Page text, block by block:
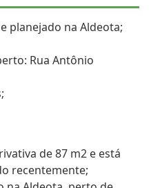
planejado na Aldeota;
Rua Antônio
de 87 m2 e está
recentemente;